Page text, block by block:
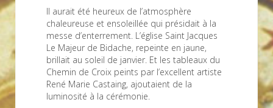
Il aurait été heureux de l’atmosphère
chaleureuse et ensoleillée qui présidait à la
messe d’enterrement. L’église Saint Jacques
Le Majeur de Bidache, repeinte en jaune,
brillait au soleil de janvier. Et les tableaux du
Chemin de Croix peints par l’excellent artiste
René Marie Castaing, ajoutaient de la
luminosité à la cérémonie.